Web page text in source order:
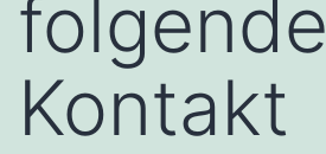
folgende
Kontakt